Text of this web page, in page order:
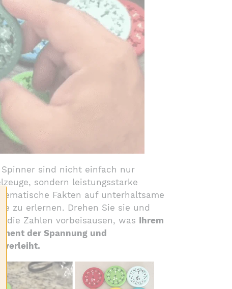
Spinner sind nicht einfach nur
sondern leistungsstarke
Fakten auf unterhaltsame
zu erlernen. Drehen Sie sie und
die Zahlen vorbeisausen, was Ihrem
der Spannung und
verleiht.